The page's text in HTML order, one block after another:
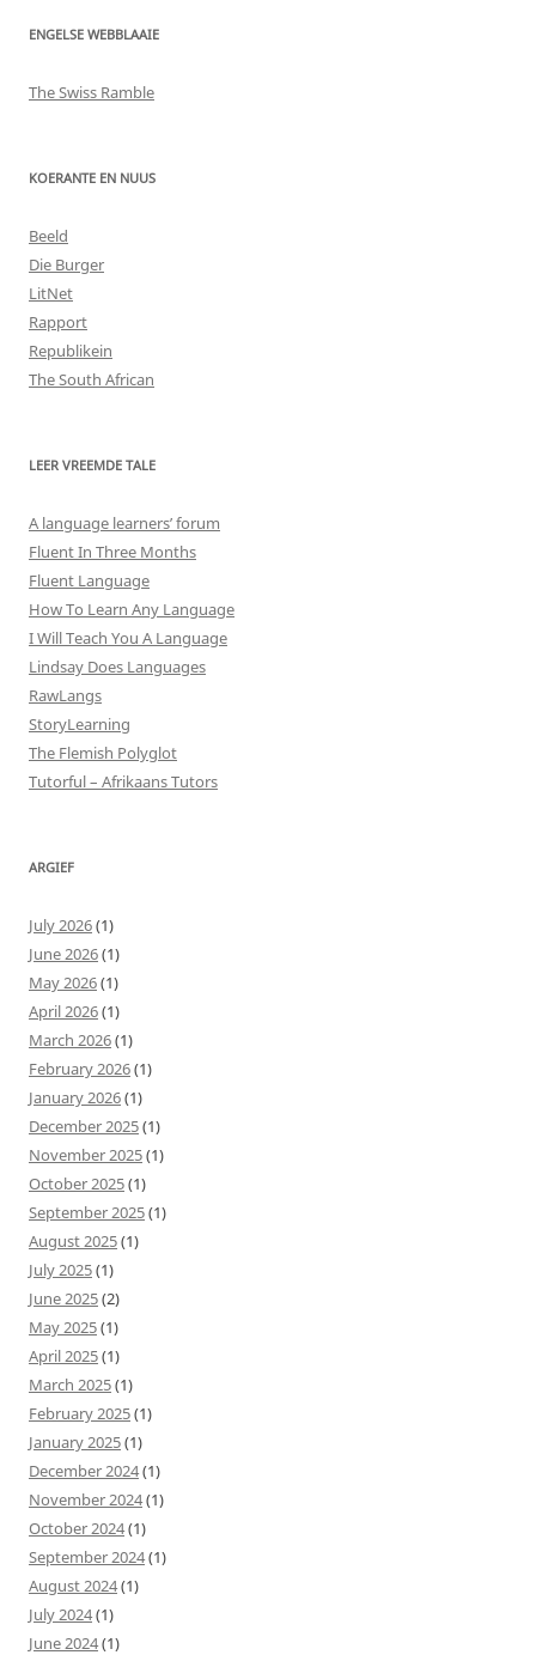
ENGELSE WEBBLAAIE
The Swiss Ramble
KOERANTE EN NUUS
Beeld
Die Burger
LitNet
Rapport
Republikein
The South African
LEER VREEMDE TALE
A language learners’ forum
Fluent In Three Months
Fluent Language
How To Learn Any Language
I Will Teach You A Language
Lindsay Does Languages
RawLangs
StoryLearning
The Flemish Polyglot
Tutorful – Afrikaans Tutors
ARGIEF
July 2026(1)
June 2026(1)
May 2026(1)
April 2026(1)
March 2026(1)
February 2026(1)
January 2026(1)
December 2025(1)
November 2025(1)
October 2025(1)
September 2025(1)
August 2025(1)
July 2025(1)
June 2025(2)
May 2025(1)
April 2025(1)
March 2025(1)
February 2025(1)
January 2025(1)
December 2024(1)
November 2024(1)
October 2024(1)
September 2024(1)
August 2024(1)
July 2024(1)
June 2024(1)